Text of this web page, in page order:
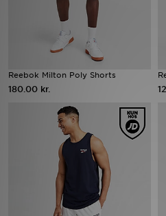
Reebok Milton Poly Shorts
180.00 kr.
Fodbold
Download JD app'en
Mine beskeder
Hjælp & information